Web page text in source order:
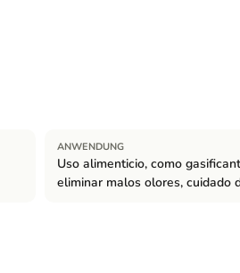
ANWENDUNG
Uso alimenticio, como
eliminar malos olores, cuidado